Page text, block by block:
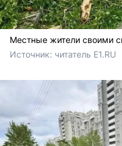
Местные жители своими
Источник: читатель E1.RU